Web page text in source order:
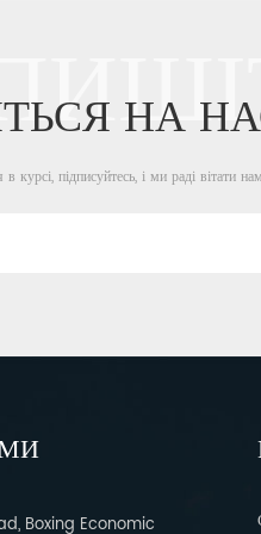
НА
в курсі, підписуйтесь, і ми раді вітати
Boxing Economic